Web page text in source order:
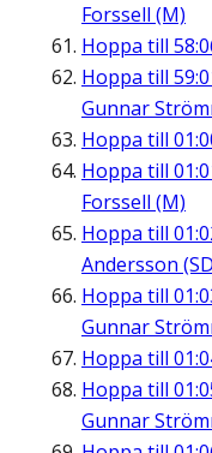
Forssell (M)
Hoppa till
Hoppa till
Gunnar
Hoppa till
Hoppa till
Forssell (M)
Hoppa till
Andersson
Hoppa till
Gunnar
Hoppa till
Hoppa till
Gunnar